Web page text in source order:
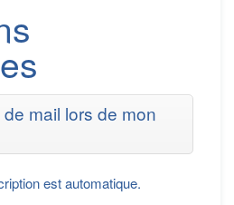
mail lors de mon
est automatique.